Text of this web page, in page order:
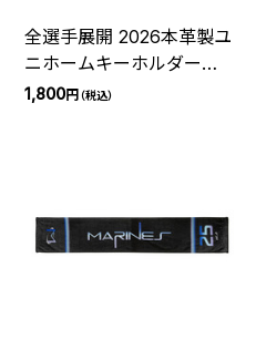
全選手展開 2026本革製ユ
ニホームキーホルダー
(BSW)
1,800円（税込）